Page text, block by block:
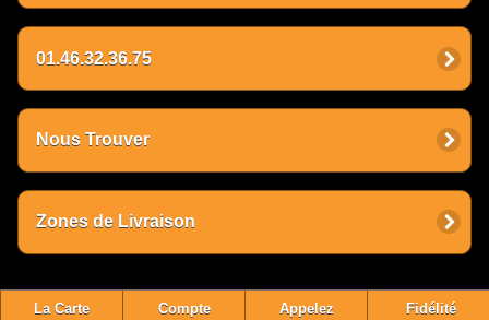
01.46.32.36.75
Nous Trouver
Zones de Livraison
La Carte Compte Appelez Fidélité